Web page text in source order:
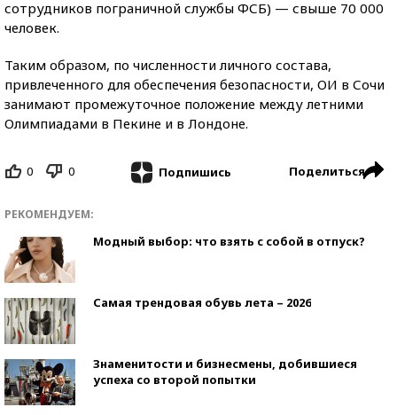
сотрудников пограничной службы ФСБ) — свыше 70 000
человек.
Таким образом, по численности личного состава,
привлеченного для обеспечения безопасности, ОИ в Сочи
занимают промежуточное положение между летними
Олимпиадами в Пекине и в Лондоне.
0 0 Подпишись Поделиться
РЕКОМЕНДУЕМ:
Модный выбор: что взять с собой в отпуск?
Самая трендовая обувь лета – 2026
Знаменитости и бизнесмены, добившиеся
успеха со второй попытки